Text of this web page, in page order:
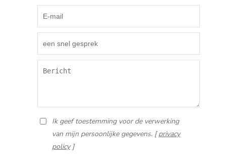
Ik geef toestemming voor de verwerking
van mijn persoonlijke gegevens. [privacy
policy]